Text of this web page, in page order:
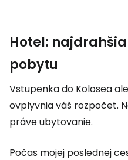
Hotel:
pobytu
Vstupenka do Kolosea
ovplyvnia váš rozpočet.
práve ubytovanie.
Počas mojej poslednej